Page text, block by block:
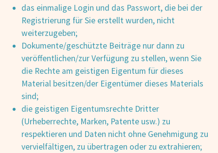
das einmalige Login und das Passwort, die bei der
Registrierung für Sie erstellt wurden, nicht
weiterzugeben;
Dokumente/geschützte Beiträge nur dann zu
veröffentlichen/zur Verfügung zu stellen, wenn Sie
die Rechte am geistigen Eigentum für dieses
Material besitzen/der Eigentümer dieses Materials
sind;
die geistigen Eigentumsrechte Dritter
(Urheberrechte, Marken, Patente usw.) zu
respektieren und Daten nicht ohne Genehmigung zu
vervielfältigen, zu übertragen oder zu extrahieren;